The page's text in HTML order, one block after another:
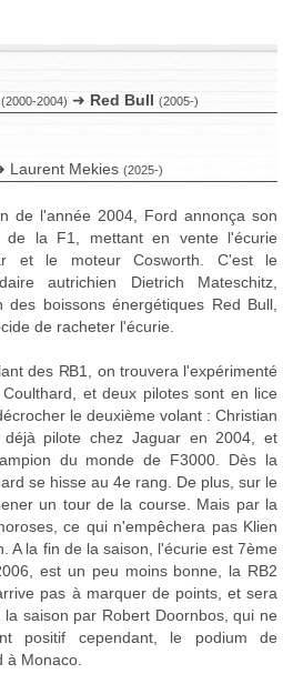
(2000-2004) ➜ Red Bull (2005-)
Laurent Mekies (2025-)
de l'année 2004, Ford annonça son
de la F1, mettant en vente l'écurie
et le moteur Cosworth. C'est le
autrichien Dietrich Mateschitz,
des boissons énergétiques Red Bull,
de racheter l'écurie.
des RB1, on trouvera l'expérimenté
Coulthard, et deux pilotes sont en lice
le deuxième volant : Christian
déjà pilote chez Jaguar en 2004, et
du monde de F3000. Dès la
se hisse au 4e rang. De plus, sur le
un tour de la course. Mais par la
ce qui n'empêchera pas Klien
A la fin de la saison, l'écurie est 7ème
est un peu moins bonne, la RB2
pas à marquer de points, et sera
saison par Robert Doornbos, qui ne
positif cependant, le podium de
à Monaco.